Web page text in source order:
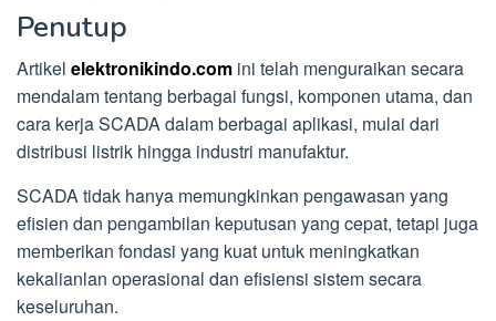
Penutup
Artikel elektronikindo.com ini telah menguraikan secara
mendalam tentang berbagai fungsi, komponen utama, dan
cara kerja SCADA dalam berbagai aplikasi, mulai dari
distribusi listrik hingga industri manufaktur.
SCADA tidak hanya memungkinkan pengawasan yang
efisien dan pengambilan keputusan yang cepat, tetapi juga
memberikan fondasi yang kuat untuk meningkatkan
kekalianlan operasional dan efisiensi sistem secara
keseluruhan.